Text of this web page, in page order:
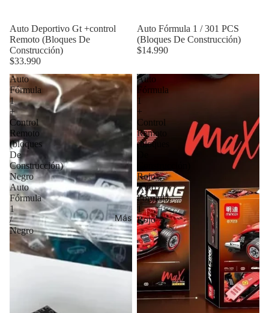
Más
Auto Deportivo Gt +control
Remoto (Bloques De
Construcción)
$33.990
Auto Fórmula 1 / 301 PCS
(Bloques De Construcción)
$14.990
Auto
Fórmula
1
+
Control
Remoto
(bloques
De
Construcción)
Negro
Auto
Fórmula
1
/
Negro
Auto
Fórmula
1
+
Control
Remoto
(bloques
Rojo
Auto
Fórmula
1
Rojo